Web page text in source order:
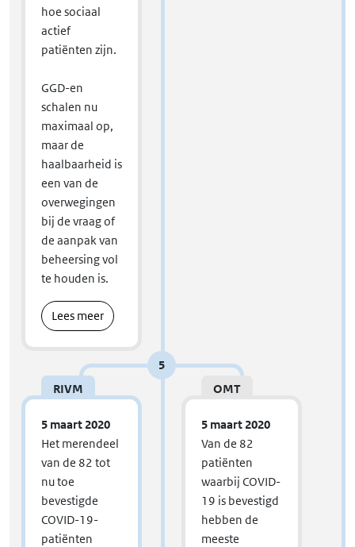
hoe sociaal
actief
patiënten zijn.
GGD-en
schalen nu
maximaal op,
maar de
haalbaarheid is
een van de
overwegingen
bij de vraag of
de aanpak van
beheersing vol
te houden is.
Lees meer
5
RIVM
5 maart 2020
Het merendeel
van de 82 tot
nu toe
bevestigde
COVID-19-
patiënten
OMT
5 maart 2020
Van de 82
patiënten
waarbij COVID-
19 is bevestigd
hebben de
meeste